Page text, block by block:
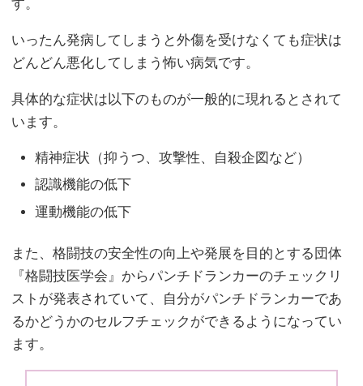
す。
いったん発病してしまうと外傷を受けなくても症状は
どんどん悪化してしまう怖い病気です。
具体的な症状は以下のものが一般的に現れるとされて
います。
精神症状（抑うつ、攻撃性、自殺企図など）
認識機能の低下
運動機能の低下
また、格闘技の安全性の向上や発展を目的とする団体
『格闘技医学会』からパンチドランカーのチェックリ
ストが発表されていて、自分がパンチドランカーであ
るかどうかのセルフチェックができるようになってい
ます。